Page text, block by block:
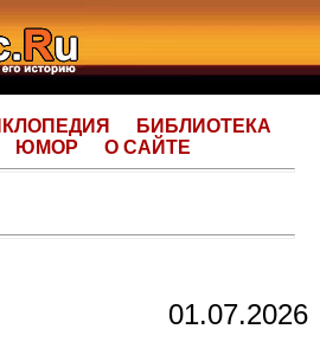
БИБЛИОТЕКА
ЮМОР О САЙТЕ
01.07.2026